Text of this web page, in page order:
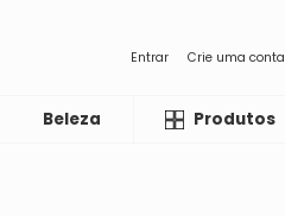
Entrar Crie uma conta
Beleza LiquidaProdutos